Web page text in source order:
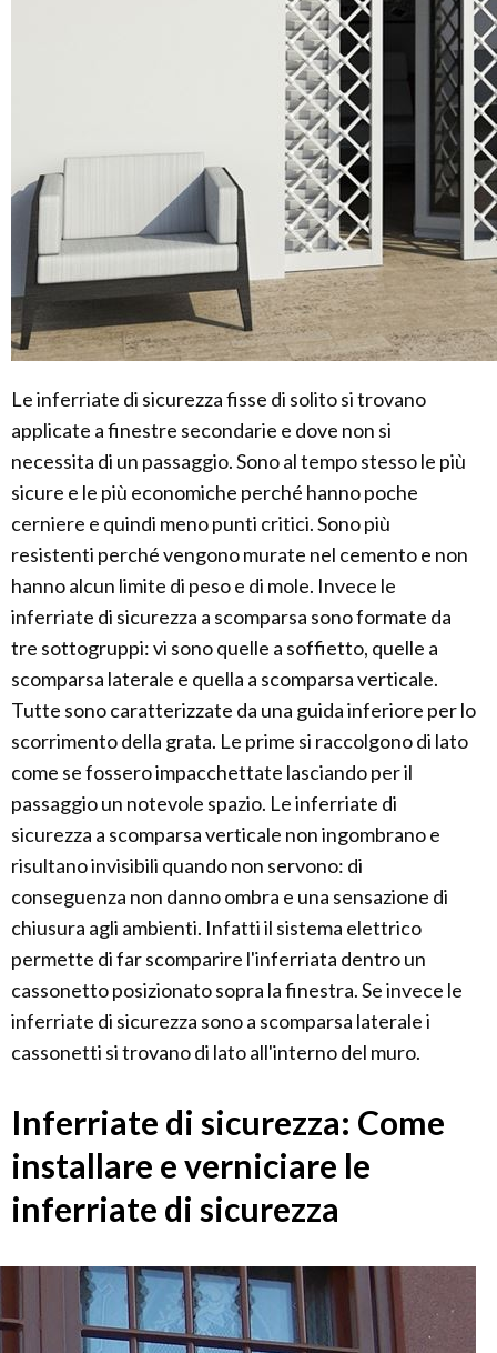
Le inferriate di sicurezza fisse di solito si trovano
applicate a finestre secondarie e dove non si
necessita di un passaggio. Sono al tempo stesso le più
sicure e le più economiche perché hanno poche
cerniere e quindi meno punti critici. Sono più
resistenti perché vengono murate nel cemento e non
hanno alcun limite di peso e di mole. Invece le
inferriate di sicurezza a scomparsa sono formate da
tre sottogruppi: vi sono quelle a soffietto, quelle a
scomparsa laterale e quella a scomparsa verticale.
Tutte sono caratterizzate da una guida inferiore per lo
scorrimento della grata. Le prime si raccolgono di lato
come se fossero impacchettate lasciando per il
passaggio un notevole spazio. Le inferriate di
sicurezza a scomparsa verticale non ingombrano e
risultano invisibili quando non servono: di
conseguenza non danno ombra e una sensazione di
chiusura agli ambienti. Infatti il sistema elettrico
permette di far scomparire l'inferriata dentro un
cassonetto posizionato sopra la finestra. Se invece le
inferriate di sicurezza sono a scomparsa laterale i
cassonetti si trovano di lato all'interno del muro.
Inferriate di sicurezza: Come
installare e verniciare le
inferriate di sicurezza